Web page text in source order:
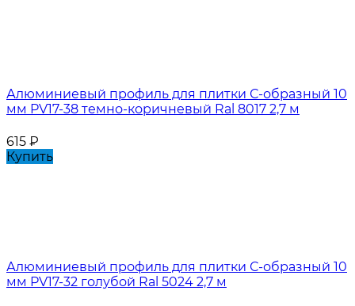
Алюминиевый профиль для плитки С-образный 10
мм PV17-38 темно-коричневый Ral 8017 2,7 м
615 ₽
Купить
Алюминиевый профиль для плитки С-образный 10
мм PV17-32 голубой Ral 5024 2,7 м